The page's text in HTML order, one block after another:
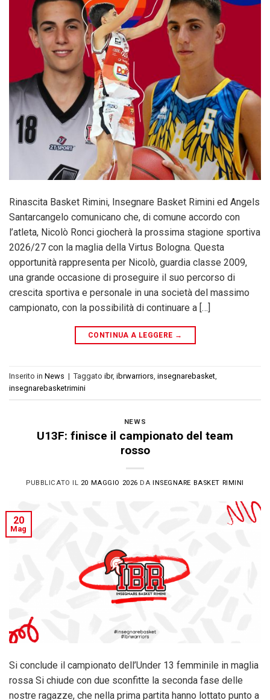
Rinascita Basket Rimini, Insegnare Basket Rimini ed Angels
Santarcangelo comunicano che, di comune accordo con
l’atleta, Nicolò Ronci giocherà la prossima stagione sportiva
2026/27 con la maglia della Virtus Bologna. Questa
opportunità rappresenta per Nicolò, guardia classe 2009,
una grande occasione di proseguire il suo percorso di
crescita sportiva e personale in una società del massimo
campionato, con la possibilità di continuare a […]
CONTINUA A LEGGERE →
Inserito in News | Taggato ibr, ibrwarriors, insegnarebasket,
insegnarebasketrimini
NEWS
U13F: finisce il campionato del team
rosso
PUBBLICATO IL 20 MAGGIO 2026 DAINSEGNARE BASKET RIMINI
20
Mag
Si conclude il campionato dell’Under 13 femminile in maglia
rossa Si chiude con due sconfitte la seconda fase delle
nostre ragazze, che nella prima partita hanno lottato punto a